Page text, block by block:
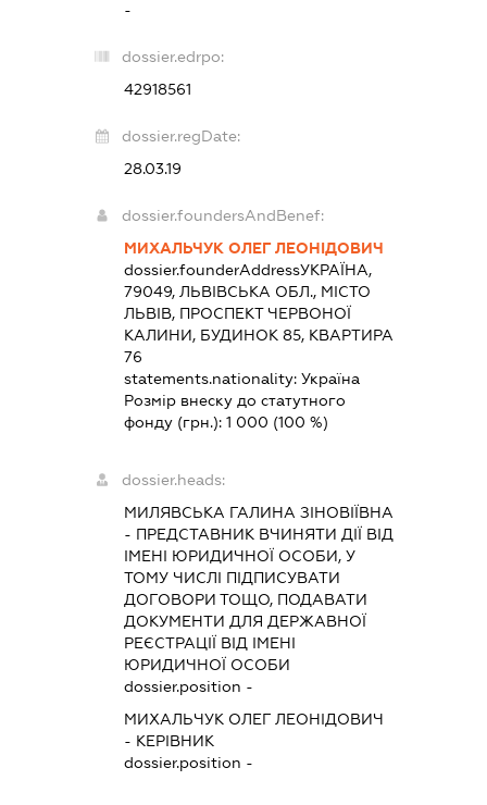
-
dossier.edrpo:
42918561
dossier.regDate:
28.03.19
dossier.foundersAndBenef:
МИХАЛЬЧУК ОЛЕГ ЛЕОНІДОВИЧ
dossier.founderAddressУКРАЇНА,
79049, ЛЬВІВСЬКА ОБЛ., МІСТО
ЛЬВІВ, ПРОСПЕКТ ЧЕРВОНОЇ
КАЛИНИ, БУДИНОК 85, КВАРТИРА
76
statements.nationality: Україна
Розмір внеску до статутного
фонду (грн.): 1 000 (100 %)
dossier.heads:
МИЛЯВСЬКА ГАЛИНА ЗІНОВІЇВНА
- ПРЕДСТАВНИКВЧИНЯТИ ДІЇ ВІД
ІМЕНІ ЮРИДИЧНОЇ ОСОБИ, У
ТОМУ ЧИСЛІ ПІДПИСУВАТИ
ДОГОВОРИ ТОЩО, ПОДАВАТИ
ДОКУМЕНТИ ДЛЯ ДЕРЖАВНОЇ
РЕЄСТРАЦІЇ ВІД ІМЕНІ
ЮРИДИЧНОЇ ОСОБИ
dossier.position -
МИХАЛЬЧУК ОЛЕГ ЛЕОНІДОВИЧ
- КЕРІВНИК
dossier.position -